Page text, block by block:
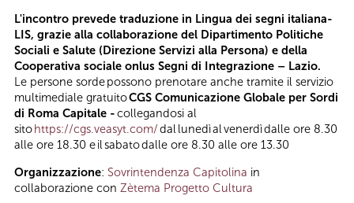
L'incontro prevede traduzione in Lingua dei segni italiana-
LIS, grazie alla collaborazione del Dipartimento Politiche
Sociali e Salute (Direzione Servizi alla Persona) e della
Cooperativa sociale onlus Segni di Integrazione – Lazio.
Le persone sorde possono prenotare anche tramite il servizio
multimediale gratuitoCGS Comunicazione Globale per Sordi
di Roma Capitale -collegandosi al
sitohttps://cgs.veasyt.com/dal lunedì al venerdì dalle ore 8.30
alle ore 18.30 e il sabato dalle ore 8.30 alle ore 13.30
Organizzazione: Sovrintendenza Capitolina in
collaborazione con Zètema Progetto Cultura